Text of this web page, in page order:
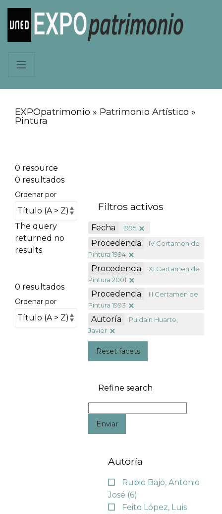
EXPOpatrimonio » Patrimonio Artístico »
Pintura
0 resource
0 resultados
Ordenar por
The query
returned no
results
0 resultados
Ordenar por
Filtros activos
Fecha 1995
Procedencia
IV Certamen de
Pintura 1994
Procedencia
XI Certamen de
Pintura 2001
Procedencia
III Certamen de
Pintura 1993
Autoría
Puldain Huarte,
Javier
Reset facets
Refine search
Enviar
Autoría
Rubio Bajo, Antonio
José (6)
Feito López, Luis